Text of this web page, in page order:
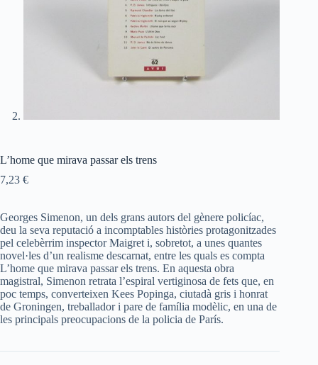
L’home que mirava passar els trens
7,23 €
Georges Simenon, un dels grans autors del gènere policíac,
deu la seva reputació a incomptables històries protagonitzades
pel celebèrrim inspector Maigret i, sobretot, a unes quantes
novel·les d’un realisme descarnat, entre les quals es compta
L’home que mirava passar els trens. En aquesta obra
magistral, Simenon retrata l’espiral vertiginosa de fets que, en
poc temps, converteixen Kees Popinga, ciutadà gris i honrat
de Groningen, treballador i pare de família modèlic, en una de
les principals preocupacions de la policia de París.